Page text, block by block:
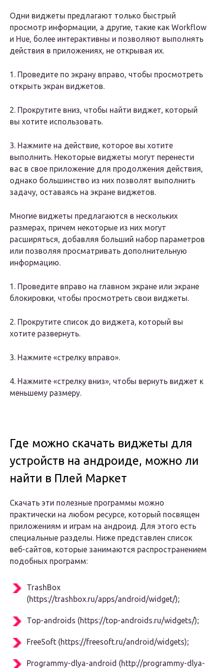
Одни виджеты предлагают только быстрый
просмотр информации, а другие, такие как Workflow
и Hue, более интерактивны и позволяют выполнять
действия в приложениях, не открывая их.
1. Проведите по экрану вправо, чтобы просмотреть
открыть экран виджетов.
2. Прокрутите вниз, чтобы найти виджет, который
вы хотите использовать.
3. Нажмите на действие, которое вы хотите
выполнить. Некоторые виджеты могут перенести
вас в свое приложение для продолжения действия,
однако большинство из них позволят выполнить
задачу, оставаясь на экране виджетов.
Многие виджеты предлагаются в нескольких
размерах, причем некоторые из них могут
расширяться, добавляя больший набор параметров
или позволяя просматривать дополнительную
информацию.
1. Проведите вправо на главном экране или экране
блокировки, чтобы просмотреть свои виджеты.
2. Прокрутите список до виджета, который вы
хотите развернуть.
3. Нажмите «стрелку вправо».
4. Нажмите «стрелку вниз», чтобы вернуть виджет к
меньшему размеру.
Где можно скачать виджеты для
устройств на андроиде, можно ли
найти в Плей Маркет
Скачать эти полезные программы можно
практически на любом ресурсе, который посвящен
приложениям и играм на андроид. Для этого есть
специальные разделы. Ниже представлен список
веб-сайтов, которые занимаются распространением
подобных программ:
TrashBox
(https://trashbox.ru/apps/android/widget/);
Top-androids (https://top-androids.ru/widgets/);
FreeSoft (https://freesoft.ru/android/widgets);
Programmy-dlya-android (http://programmy-dlya-